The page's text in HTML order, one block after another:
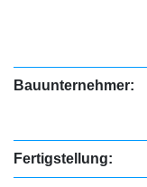
Bauunternehmer:
Fertigstellung: